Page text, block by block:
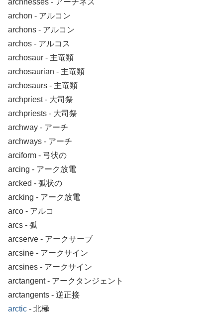
archon ‐ アルコン
archons ‐ アルコン
archos ‐ アルコス
archosaur ‐ 主竜類
archosaurian ‐ 主竜類
archosaurs ‐ 主竜類
archpriest ‐ 大司祭
archpriests ‐ 大司祭
archway ‐ アーチ
archways ‐ アーチ
arciform ‐ 弓状の
arcing ‐ アーク放電
arcked ‐ 弧状の
arcking ‐ アーク放電
arco ‐ アルコ
arcs ‐ 弧
arcserve ‐ アークサーブ
arcsine ‐ アークサイン
arcsines ‐ アークサイン
arctangent ‐ アークタンジェント
arctangents ‐ 逆正接
arctic ‐ 北極